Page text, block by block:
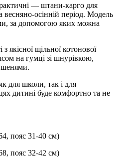
— штани-карго для
весняно-осінній період. Модель
за допомогою яких можна
з якісної щільної котонової
на гумці зі шнурівкою,
для школи, так і для
дитині буде комфортно та не
пояс 31-40 см)
пояс 32-42 см)